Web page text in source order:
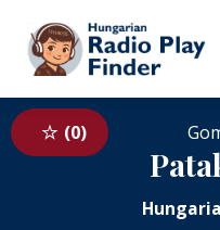
To contents
0